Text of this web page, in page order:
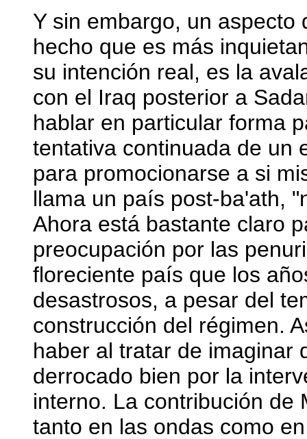
Y sin embargo, un aspecto
hecho que es más
su intención real, es la
con el Iraq posterior a
hablar en particular forma
tentativa continuada de un
para promocionarse a si
llama un país post-ba'ath,
Ahora está bastante claro
preocupación por las
floreciente país que los
desastrosos, a pesar del
construcción del régimen.
haber al tratar de imaginar
derrocado bien por la
interno. La contribución de
tanto en las ondas como